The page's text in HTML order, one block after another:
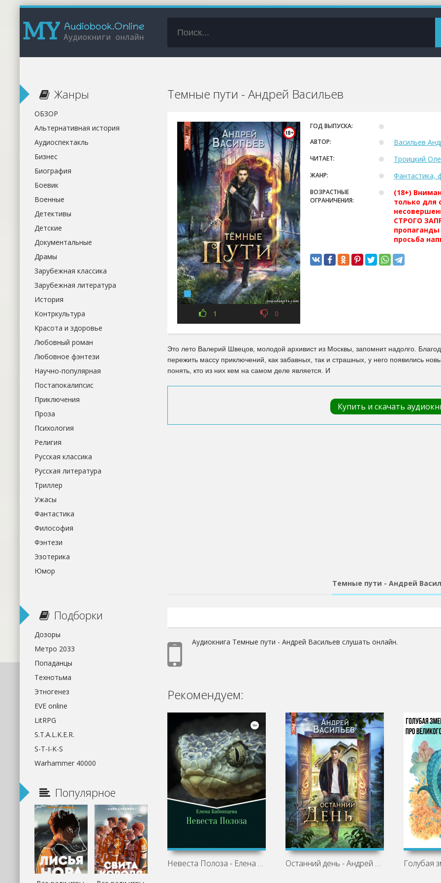
Темные пути - Андрей Васильев
1 0
ГОД ВЫПУСКА:
АВТОР:
Васильев
ЧИТАЕТ: Троицкий
ЖАНР: Фантастика,
ВОЗРАСТНЫЕ
ОГРАНИЧЕНИЯ:
(18+)
только для
СТРОГО
просьба
Это лето Валерий Швецов, молодой архивист из Москвы, запомнит надолго.
пережить массу приключений, как забавных, так и страшных, у него появились
понять, кто из них кем на самом деле является. И
Купить и скачать
Темные пути - Андрей
Аудиокнига Темные пути - Андрей Васильев слушать онлайн.
Рекомендуем:
Невеста Полоза - Елена Бабинцева Останний день - Андрей Васильев
Жанры
ОБЗОР
Альтернативная история
Аудиоспектакль
Бизнес
Биография
Боевик
Военные
Детективы
Детские
Документальные
Драмы
Зарубежная классика
Зарубежная литература
История
Контркультура
Красота и здоровье
Любовный роман
Любовное фэнтези
Научно-популярная
Постапокалипсис
Приключения
Проза
Психология
Религия
Русская классика
Русская литература
Триллер
Ужасы
Фантастика
Философия
Фэнтези
Эзотерика
Юмор
Подборки
Дозоры
Метро 2033
Попаданцы
Технотьма
Этногенез
EVE online
LitRPG
S.T.A.L.K.E.R.
S-T-I-K-S
Warhammer 40000
Популярное